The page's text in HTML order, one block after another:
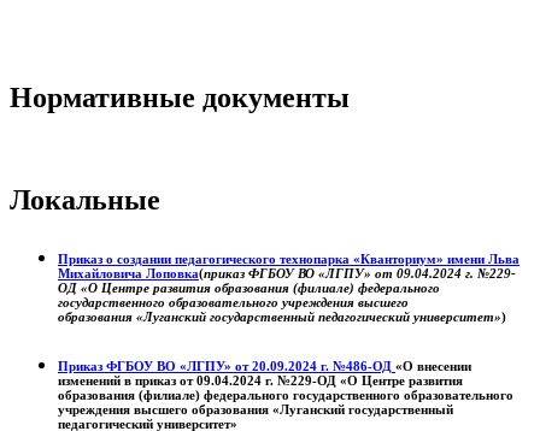
Нормативные документы
Локальные
Приказ о создании педагогического технопарка «Кванториум» имени Льва
Михайловича Лоповка(приказ ФГБОУ ВО «ЛГПУ» от 09.04.2024 г. №229-
ОД «О Центре развития образования (филиале) федерального
государственного образовательного учреждения высшего
образования «Луганский государственный педагогический университет»)
Приказ ФГБОУ ВО «ЛГПУ» от 20.09.2024 г. №486-ОД «О внесении
изменений в приказ от 09.04.2024 г. №229-ОД «О Центре развития
образования (филиале) федерального государственного образовательного
учреждения высшего образования «Луганский государственный
педагогический университет»